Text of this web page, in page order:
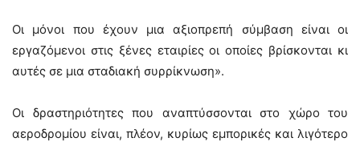
Οι μόνοι που έχουν μια αξιοπρεπή σύμβαση είναι οι
εργαζόμενοι στις ξένες εταιρίες οι οποίες βρίσκονται κι
αυτές σε μια σταδιακή συρρίκνωση».
Οι δραστηριότητες που αναπτύσσονται στο χώρο του
αεροδρομίου είναι, πλέον, κυρίως εμπορικές και λιγότερο